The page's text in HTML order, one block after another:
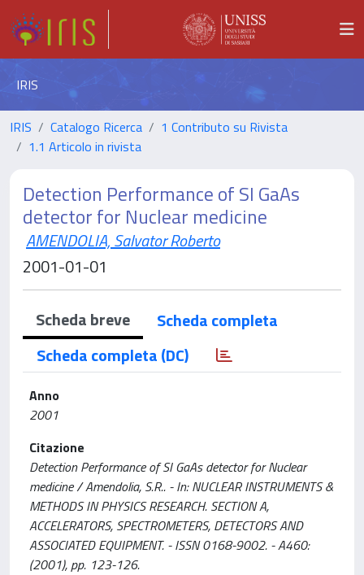
IRIS
IRIS Catalogo Ricerca
1 Contributo su Rivista
1.1 Articolo in rivista
Detection Performance of SI GaAs
detector for Nuclear medicine
AMENDOLIA, Salvator Roberto
2001-01-01
Scheda breve
Scheda completa
Scheda completa (DC)
Anno
2001
Citazione
Detection Performance of SI GaAs detector for Nuclear
medicine / Amendolia, S.R.. - In: NUCLEAR INSTRUMENTS &
METHODS IN PHYSICS RESEARCH. SECTION A,
ACCELERATORS, SPECTROMETERS, DETECTORS AND
ASSOCIATED EQUIPMENT. - ISSN 0168-9002. - A460:
(2001), pp. 123-126.